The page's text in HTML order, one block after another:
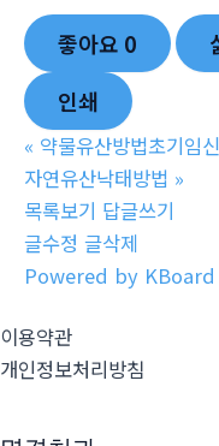
좋아요 0
인쇄
« 약물유산방법초기임
자연유산낙태방법 »
목록보기 답글쓰기
글수정 글삭제
Powered by KBoard
이용약관
개인정보처리방침